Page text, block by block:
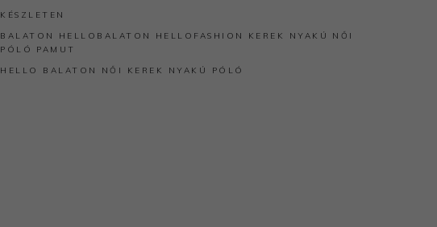
KÉSZLETEN
BALATON HELLOBALATON HELLOFASHION KEREK NYAKÚ
NŐI
PÓLÓ
PAMUT
HELLO BALATON NŐI KEREK NYAKÚ PÓLÓ